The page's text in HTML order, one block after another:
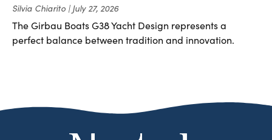
Silvia Chiarito July 27, 2026
The Girbau Boats G38 Yacht Design represents a
perfect balance between tradition and innovation.